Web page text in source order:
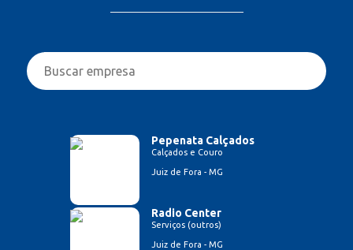
Pepenata Calçados
Calçados e Couro
Juiz de Fora - MG
Radio Center
Serviços (outros)
Juiz de Fora - MG